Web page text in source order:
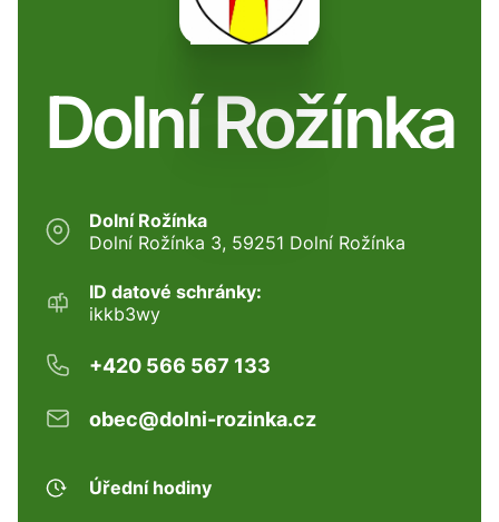
Dolní Rožínka
Dolní Rožínka
Dolní Rožínka 3, 59251 Dolní Rožínka
ID datové schránky:
ikkb3wy
+420 566 567 133
obec@dolni-rozinka.cz
Úřední hodiny